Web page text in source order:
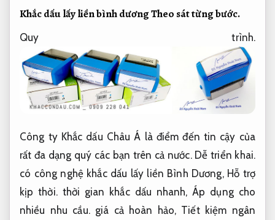
Khắc dấu lấy liền bình dươngTheo sát từng bước.
Quy trình.
Công ty Khắc dấu Châu Á là điểm đến tin cậy của
rất đa dạng quý các bạn trên cả nước. Dễ triển khai.
có công nghệ khắc dấu lấy liền Bình Dương, Hỗ trợ
kịp thời.thời gian khắc dấu nhanh,Áp dụng cho
nhiều nhu cầu.giá cả hoàn hảo, Tiết kiệm ngân